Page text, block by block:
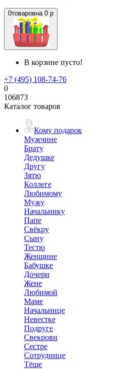
0товаровна 0 р
В корзине пусто!
+7 (495) 108-74-76
0
106873
Каталог товаров
Кому подарок
Мужчине
Брату
Дедушке
Другу
Зятю
Коллеге
Любимому
Мужу
Начальнику
Папе
Свёкру
Сыну
Тестю
Женщине
Бабушке
Дочери
Жене
Любимой
Маме
Начальнице
Невестке
Подруге
Свекрови
Сестре
Сотруднице
Тёще